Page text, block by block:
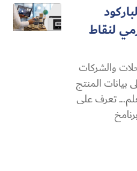
لنقاط
والشركات
بيانات المنتج
تعرف على